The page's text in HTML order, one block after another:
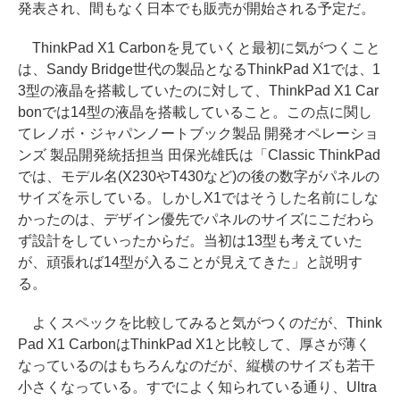
発表され、間もなく日本でも販売が開始される予定だ。
ThinkPad X1 Carbonを見ていくと最初に気がつくこと
は、Sandy Bridge世代の製品となるThinkPad X1では、1
3型の液晶を搭載していたのに対して、ThinkPad X1 Car
bonでは14型の液晶を搭載していること。この点に関し
てレノボ・ジャパンノートブック製品 開発オペレーショ
ンズ 製品開発統括担当 田保光雄氏は「Classic ThinkPad
では、モデル名(X230やT430など)の後の数字がパネルの
サイズを示している。しかしX1ではそうした名前にしな
かったのは、デザイン優先でパネルのサイズにこだわら
ず設計をしていったからだ。当初は13型も考えていた
が、頑張れば14型が入ることが見えてきた」と説明す
る。
よくスペックを比較してみると気がつくのだが、Think
Pad X1 CarbonはThinkPad X1と比較して、厚さが薄く
なっているのはもちろんなのだが、縦横のサイズも若干
小さくなっている。すでによく知られている通り、Ultra